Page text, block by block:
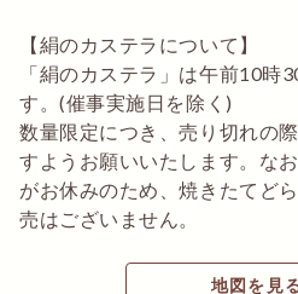
【絹のカステラについて】
「絹のカステラ」は午前10時
す。(催事実施日を除く)
数量限定につき、売り切れの
すようお願いいたします。な
がお休みのため、焼きたてど
売はございません。
地図を見